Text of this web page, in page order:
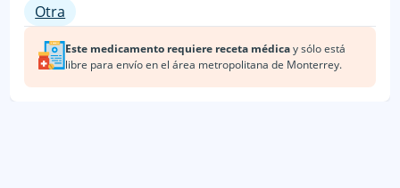
Otra
Este medicamento requiere receta médicay sólo está
libre para envío enel área metropolitana de Monterrey.